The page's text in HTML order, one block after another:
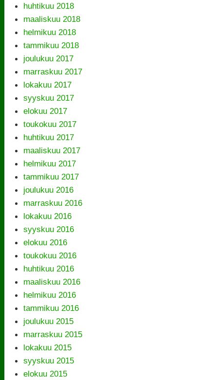
huhtikuu 2018
maaliskuu 2018
helmikuu 2018
tammikuu 2018
joulukuu 2017
marraskuu 2017
lokakuu 2017
syyskuu 2017
elokuu 2017
toukokuu 2017
huhtikuu 2017
maaliskuu 2017
helmikuu 2017
tammikuu 2017
joulukuu 2016
marraskuu 2016
lokakuu 2016
syyskuu 2016
elokuu 2016
toukokuu 2016
huhtikuu 2016
maaliskuu 2016
helmikuu 2016
tammikuu 2016
joulukuu 2015
marraskuu 2015
lokakuu 2015
syyskuu 2015
elokuu 2015